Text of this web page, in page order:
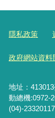
隱私政策
政府網站資料
地址：
動總機
(04)-23320117